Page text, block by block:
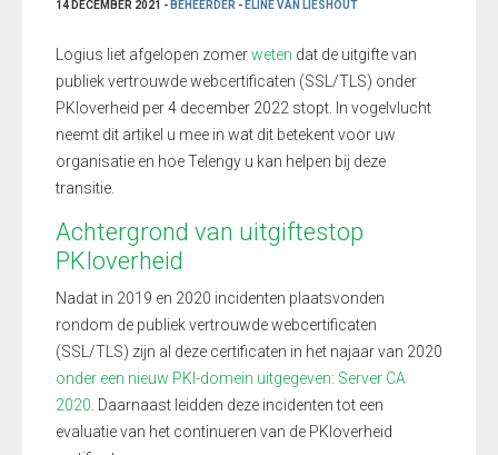
14 DECEMBER 2021 - BEHEERDER - ELINE VAN LIESHOUT
Logius liet afgelopen zomerweten dat de uitgifte van
publiek vertrouwde webcertificaten (SSL/TLS) onder
PKIoverheid per 4 december 2022 stopt. In vogelvlucht
neemt dit artikel u mee in wat dit betekent voor uw
organisatie en hoe Telengy u kan helpen bij deze
transitie.
Achtergrond van uitgiftestop
PKIoverheid
Nadat in 2019 en 2020 incidenten plaatsvonden
rondom de publiek vertrouwde webcertificaten
(SSL/TLS) zijn al deze certificaten in het najaar van 2020
onder een nieuw PKI-domein uitgegeven: Server CA
2020 . Daarnaast leidden deze incidenten tot een
evaluatie van het continueren van de PKIoverheid